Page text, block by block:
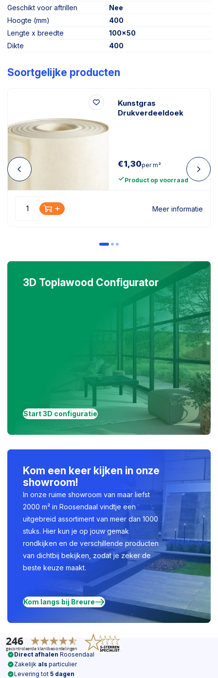
Geschikt voor aftrillen
Nee
Hoogte (mm)
400
Lengte x breedte
100x50
Dikte
400
Soortgelijke producten
Kunstgras
Drukverdeeldoek
€1,30per m²
Product op voorraad
Meer informatie
3D Toplawood Configurator
Start 3D configuratie
Kom een keer kijken in onze
showroom!
In onze ruime showroom van maar liefst
2000 m² in Roosendaal vindtje een
uitgebreid assortiment van meer dan 1000
stuks. Hier kun je op jouw gemak
rondkijken en de verschillende producten
van dichtbij bekijken, zodat je zeker de
beste keuze maakt.
Kom langs bij Breure
Direct afhalen Roosendaal
Zakelijk als particulier
Levering tot 5 dagen